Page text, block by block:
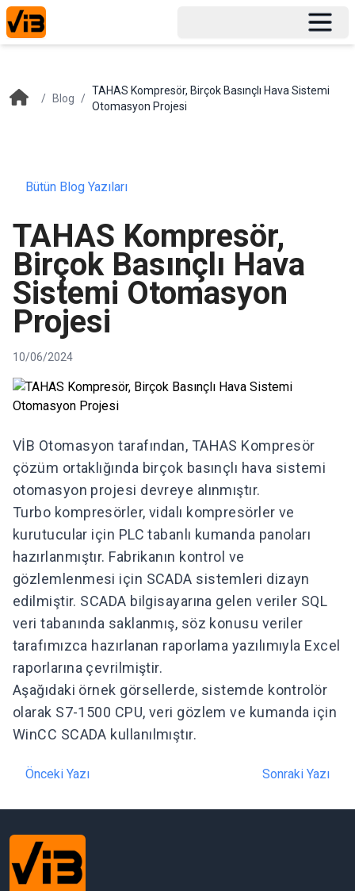
/ Blog /
TAHAS Kompresör, Birçok Basınçlı Hava Sistemi
Otomasyon Projesi
Bütün Blog Yazıları
TAHAS Kompresör,
Birçok Basınçlı Hava
Sistemi Otomasyon
Projesi
10/06/2024
VİB Otomasyon tarafından, TAHAS Kompresör
çözüm ortaklığında birçok basınçlı hava sistemi
otomasyon projesi devreye alınmıştır.
Turbo kompresörler, vidalı kompresörler ve
kurutucular için PLC tabanlı kumanda panoları
hazırlanmıştır. Fabrikanın kontrol ve
gözlemlenmesi için SCADA sistemleri dizayn
edilmiştir. SCADA bilgisayarına gelen veriler SQL
veri tabanında saklanmış, söz konusu veriler
tarafımızca hazırlanan raporlama yazılımıyla Excel
raporlarına çevrilmiştir.
Aşağıdaki örnek görsellerde, sistemde kontrolör
olarak S7-1500 CPU, veri gözlem ve kumanda için
WinCC SCADA kullanılmıştır.
Önceki Yazı Sonraki Yazı